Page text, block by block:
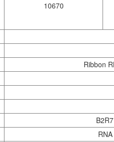
10670
Ribbon